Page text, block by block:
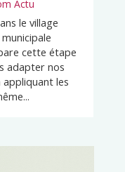
Actu
le village
cette étape
adapter nos
les